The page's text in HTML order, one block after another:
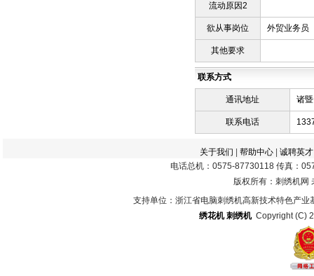
流动原因2
欲从事岗位 外贸业务员
其他要求
联系方式
通讯地址 诸暨
联系电话
关于我们 帮助中心| 诚聘英才
电话总机：0575-87730118 传真：
版权所有：刺绣机网
支持单位：浙江省电脑刺绣机高新技术特色产
绣花机 刺绣机Copyright (C)